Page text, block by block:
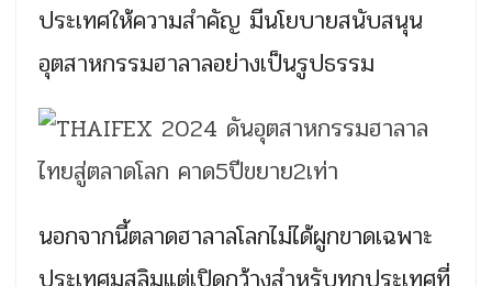
ประเทศให้ความสำคัญ มีนโยบายสนับสนุน
อุตสาหกรรมฮาลาลอย่างเป็นรูปธรรม
นอกจากนี้ตลาดฮาลาลโลกไม่ได้ผูกขาดเฉพาะ